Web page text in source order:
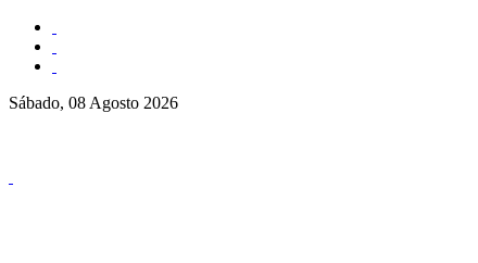
Sábado, 08 Agosto 2026